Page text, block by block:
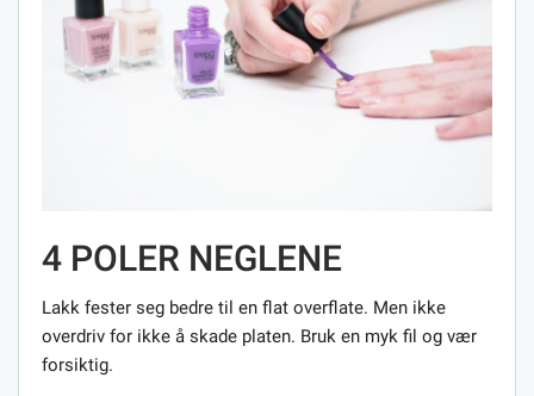
4 POLER NEGLENE
Lakk fester seg bedre til en flat overflate. Men ikke
overdriv for ikke å skade platen. Bruk en myk fil og vær
forsiktig.